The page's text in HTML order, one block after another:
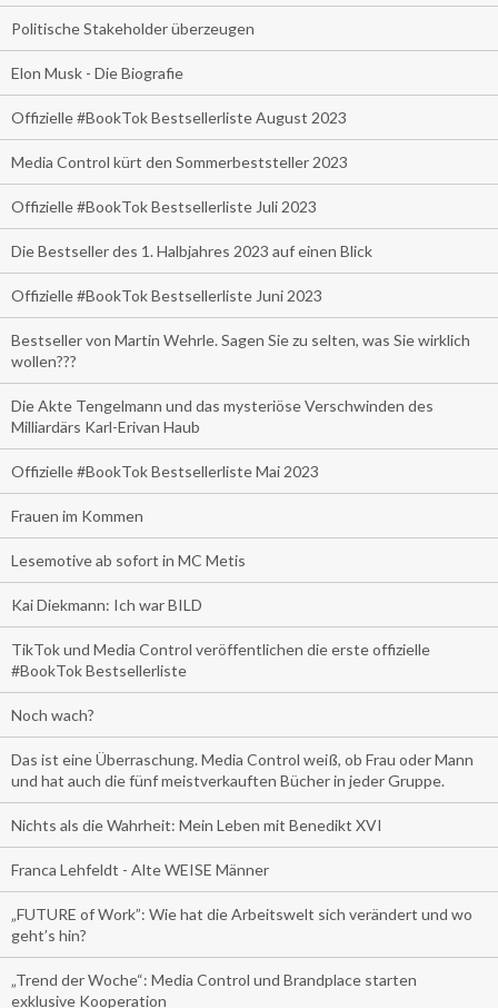
Politische Stakeholder überzeugen
Elon Musk - Die Biografie
Offizielle #BookTok Bestsellerliste August 2023
Media Control kürt den Sommerbeststeller 2023
Offizielle #BookTok Bestsellerliste Juli 2023
Die Bestseller des 1. Halbjahres 2023 auf einen Blick
Offizielle #BookTok Bestsellerliste Juni 2023
Bestseller von Martin Wehrle. Sagen Sie zu selten, was Sie wirklich
wollen???
Die Akte Tengelmann und das mysteriöse Verschwinden des
Milliardärs Karl-Erivan Haub
Offizielle #BookTok Bestsellerliste Mai 2023
Frauen im Kommen
Lesemotive ab sofort in MC Metis
Kai Diekmann: Ich war BILD
TikTok und Media Control veröffentlichen die erste offizielle
#BookTok Bestsellerliste
Noch wach?
Das ist eine Überraschung. Media Control weiß, ob Frau oder Mann
und hat auch die fünf meistverkauften Bücher in jeder Gruppe.
Nichts als die Wahrheit: Mein Leben mit Benedikt XVI
Franca Lehfeldt - Alte WEISE Männer
„FUTURE of Work”: Wie hat die Arbeitswelt sich verändert und wo
geht’s hin?
„Trend der Woche“: Media Control und Brandplace starten
exklusive Kooperation